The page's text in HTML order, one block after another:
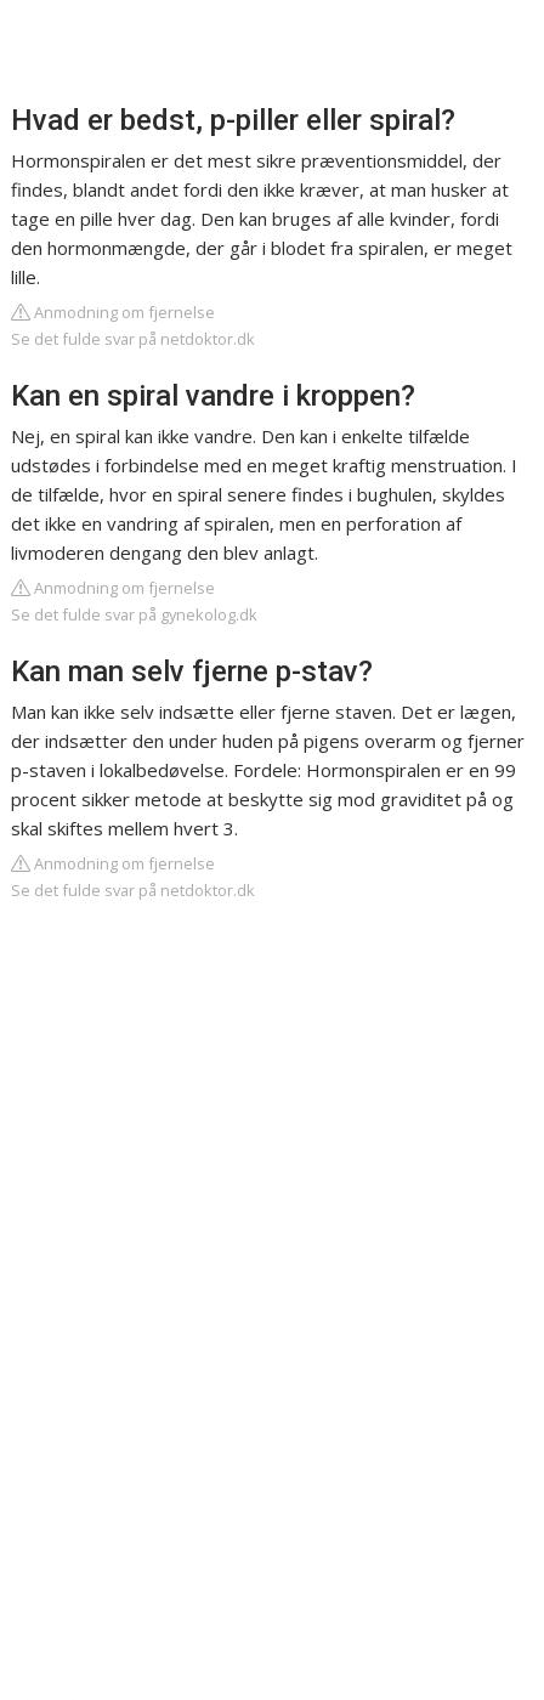
Hvad er bedst, p-piller eller spiral?
Hormonspiralen er det mest sikre præventionsmiddel, der
findes, blandt andet fordi den ikke kræver, at man husker at
tage en pille hver dag. Den kan bruges af alle kvinder, fordi
den hormonmængde, der går i blodet fra spiralen, er meget
lille.
Anmodning om fjernelse
Se det fulde svar på netdoktor.dk
Kan en spiral vandre i kroppen?
Nej, en spiral kan ikke vandre. Den kan i enkelte tilfælde
udstødes i forbindelse med en meget kraftig menstruation. I
de tilfælde, hvor en spiral senere findes i bughulen, skyldes
det ikke en vandring af spiralen, men en perforation af
livmoderen dengang den blev anlagt.
Anmodning om fjernelse
Se det fulde svar på gynekolog.dk
Kan man selv fjerne p-stav?
Man kan ikke selv indsætte eller fjerne staven. Det er lægen,
der indsætter den under huden på pigens overarm og fjerner
p-staven i lokalbedøvelse. Fordele: Hormonspiralen er en 99
procent sikker metode at beskytte sig mod graviditet på og
skal skiftes mellem hvert 3.
Anmodning om fjernelse
Se det fulde svar på netdoktor.dk